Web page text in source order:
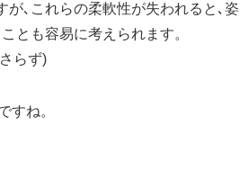
､これらの柔軟性が失われると､姿
とも容易に考えられます。
らず)
すね。